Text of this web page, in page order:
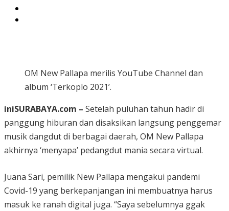
OM New Pallapa merilis YouTube Channel dan
album ‘Terkoplo 2021’.
iniSURABAYA.com – Setelah puluhan tahun hadir di
panggung hiburan dan disaksikan langsung penggemar
musik dangdut di berbagai daerah, OM New Pallapa
akhirnya ‘menyapa’ pedangdut mania secara virtual.
Juana Sari, pemilik New Pallapa mengakui pandemi
Covid-19 yang berkepanjangan ini membuatnya harus
masuk ke ranah digital juga. “Saya sebelumnya ggak